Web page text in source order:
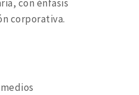
con énfasis
corporativa.